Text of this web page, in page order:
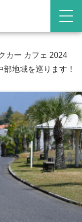
カー カフェ 2024
地域を巡ります！